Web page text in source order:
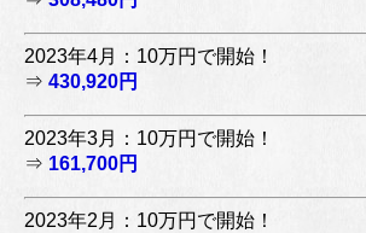
2023年4月：10万円で開始！
⇒ 430,920円
2023年3月：10万円で開始！
⇒ 161,700円
2023年2月：10万円で開始！